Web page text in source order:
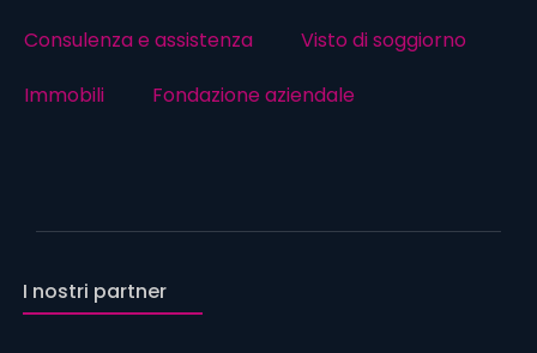
Consulenza e assistenza
Visto di soggiorno
Immobili
Fondazione aziendale
I nostri partner